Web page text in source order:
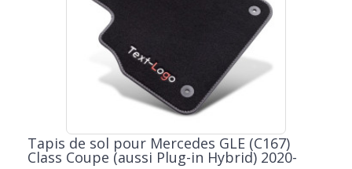
Tapis de sol pour Mercedes GLE (C167)
Class Coupe (aussi Plug-in Hybrid) 2020-